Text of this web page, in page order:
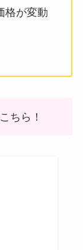
格が変動
ちら！